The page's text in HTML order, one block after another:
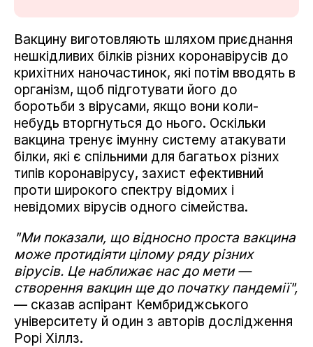
Вакцину виготовляють шляхом приєднання
нешкідливих білків різних коронавірусів до
крихітних наночастинок, які потім вводять в
організм, щоб підготувати його до
боротьби з вірусами, якщо вони коли-
небудь вторгнуться до нього. Оскільки
вакцина тренує імунну систему атакувати
білки, які є спільними для багатьох різних
типів коронавірусу, захист ефективний
проти широкого спектру відомих і
невідомих вірусів одного сімейства.
"Ми показали, що відносно проста вакцина
може протидіяти цілому ряду різних
вірусів. Це наближає нас до мети —
створення вакцин ще до початку пандемії",
— сказав аспірант Кембриджського
університету й один з авторів дослідження
Рорі Хіллз.